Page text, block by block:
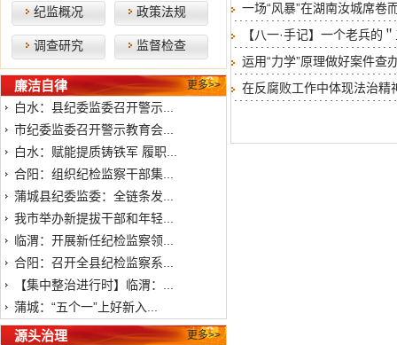
纪监概况 政策法规
调查研究 监督检查
更多>>
廉洁自律
白水：县纪委监委召开警示...
市纪委监委召开警示教育会...
白水：赋能提质铸铁军 履职...
合阳：组织纪检监察干部集...
蒲城县纪委监委：全链条发...
我市举办新提拔干部和年轻...
临渭：开展新任纪检监察领...
合阳：召开全县纪检监察系...
【集中整治进行时】临渭：...
蒲城：“五个一”上好新入...
更多>>
源头治理
一场“风暴”在湖南汝城席卷
【八一·手记】一个老兵的
运用“力学”原理做好案件查
在反腐败工作中体现法治精